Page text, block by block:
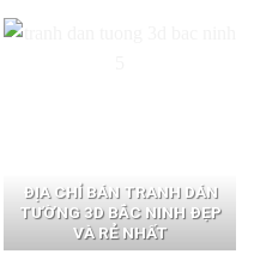
ĐỊA CHỈ BÁN TRANH DÁN
TƯỜNG 3D BẮC NINH ĐẸP
VÀ RẺ NHẤT